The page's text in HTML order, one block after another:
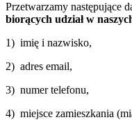
Przetwarzamy następujące
biorących udział w
1) imię i nazwisko,
2) adres email,
3) numer telefonu,
4) miejsce zamieszkania